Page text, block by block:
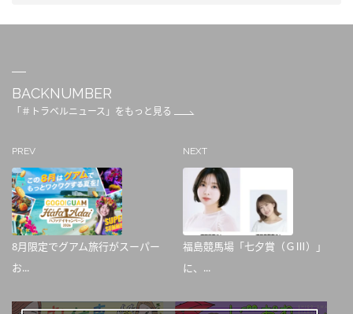
BACKNUMBER
「＃トラベルニュース」をもっと見る
PREV
8月限定でグアム旅行がスーパー
お...
NEXT
福島競馬場「七夕賞（ＧⅢ）」
に、...